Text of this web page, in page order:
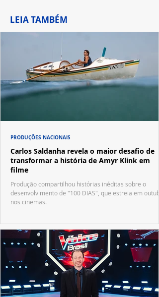
LEIA TAMBÉM
Carlos Saldanha revela o maior desafio de
transformar a história de Amyr Klink em
filme
Produção compartilhou histórias inéditas sobre o
desenvolvimento de "100 DIAS", que estreia em
nos cinemas.
PRODUÇÕES NACIONAIS